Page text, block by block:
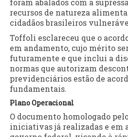
recursos de natureza
cidadãos brasileiros
Toffoli esclareceu que o
em andamento, cujo mérito
futuramente e que inclui a
normas que autorizam
previdenciários estão de
fundamentais.
Plano Operacional
O documento homologado
iniciativas já realizadas e em